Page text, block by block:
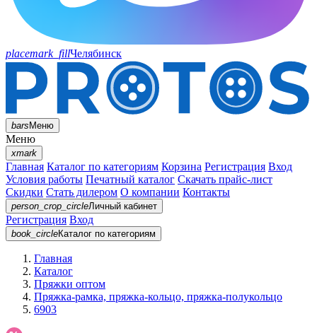
placemark_fillЧелябинск
barsМеню
Меню
xmark
Главная Каталог по категориям Корзина Регистрация Вход
Условия работы Печатный каталог Скачать прайс-лист
Скидки Стать дилером О компании Контакты
person_crop_circleЛичный кабинет
Регистрация Вход
book_circleКаталог по категориям
Главная
Каталог
Пряжки оптом
Пряжка-рамка, пряжка-кольцо, пряжка-полукольцо
6903